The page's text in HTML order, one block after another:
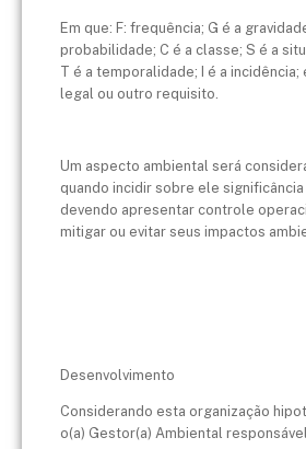
Em que: F: frequência; G é a
probabilidade; C é a classe; S é a
T é a temporalidade; I é a incidência;
legal ou outro requisito.
Um aspecto ambiental será
quando incidir sobre ele significância
devendo apresentar controle
mitigar ou evitar seus impactos
Desenvolvimento
Considerando esta organização
o(a) Gestor(a) Ambiental